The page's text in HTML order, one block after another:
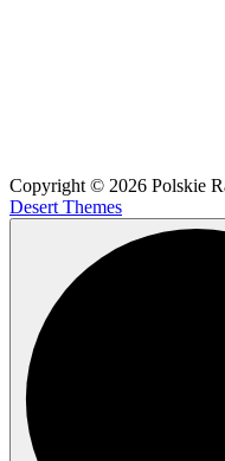
Copyright © 2026 Polskie
Desert Themes